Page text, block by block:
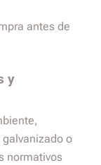
antes de
y
o
normativos